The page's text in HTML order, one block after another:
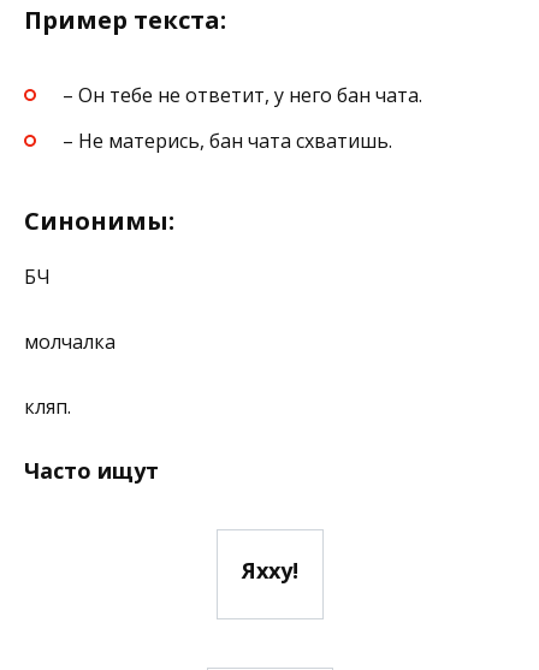
Пример текста:
– Он тебе не ответит, у него бан чата.
– Не матерись, бан чата схватишь.
Синонимы:
БЧ
молчалка
кляп.
Часто ищут
Яхху!